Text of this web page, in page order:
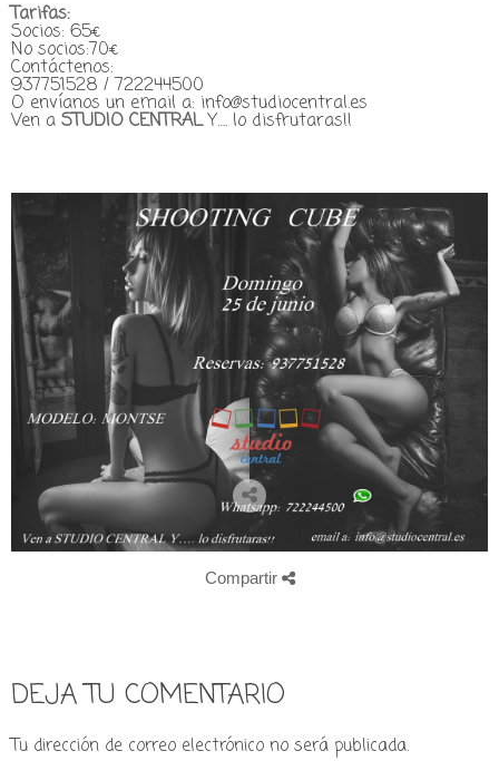
Tarifas:
Socios: 65€
No socios:70€
Contáctenos:
937751528 / 722244500
O envíanos un email a: info@studiocentral.es
Ven a STUDIO CENTRALY…. lo disfrutaras!!
Compartir
DEJA TU COMENTARIO
Tu dirección de correo electrónico no será publicada.